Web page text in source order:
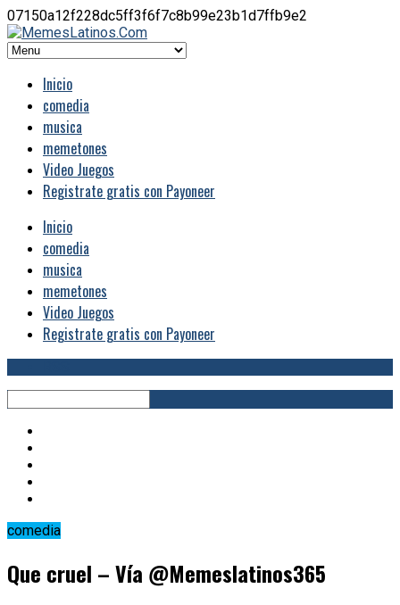
07150a12f228dc5ff3f6f7c8b99e23b1d7ffb9e2
Inicio
comedia
musica
memetones
Video Juegos
Registrate gratis con Payoneer
Inicio
comedia
musica
memetones
Video Juegos
Registrate gratis con Payoneer
comedia
Que cruel – Vía @Memeslatinos365